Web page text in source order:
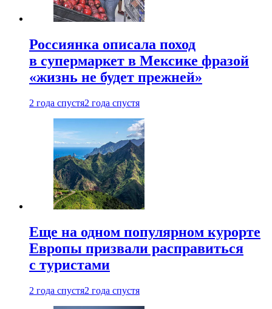
Россиянка описала поход
в супермаркет в Мексике фразой
«жизнь не будет прежней»
2 года спустя2 года спустя
Еще на одном популярном курорте
Европы призвали расправиться
с туристами
2 года спустя2 года спустя